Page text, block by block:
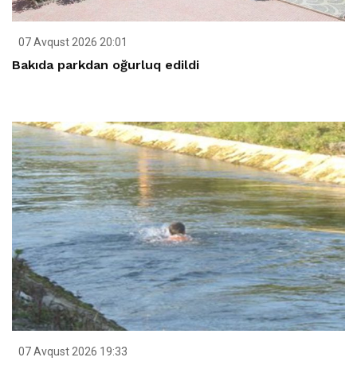
07 Avqust 2026 20:01
Bakıda parkdan oğurluq edildi
07 Avqust 2026 19:33